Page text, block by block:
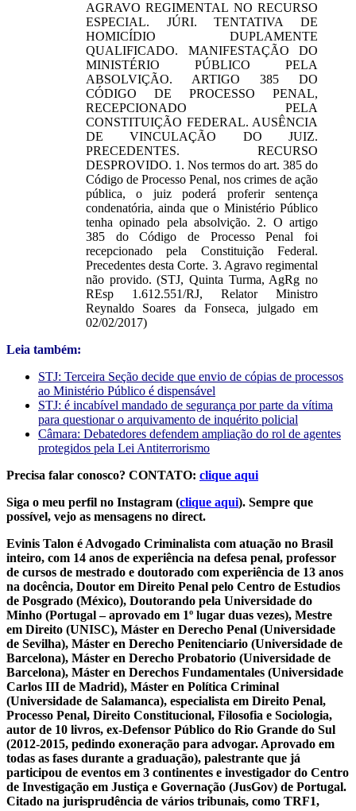
AGRAVO REGIMENTAL NO RECURSO
ESPECIAL. JÚRI. TENTATIVA DE
HOMICÍDIO DUPLAMENTE
QUALIFICADO. MANIFESTAÇÃO DO
MINISTÉRIO PÚBLICO PELA
ABSOLVIÇÃO. ARTIGO 385 DO
CÓDIGO DE PROCESSO PENAL,
RECEPCIONADO PELA
CONSTITUIÇÃO FEDERAL. AUSÊNCIA
DE VINCULAÇÃO DO JUIZ.
PRECEDENTES. RECURSO
DESPROVIDO. 1. Nos termos do art. 385 do
Código de Processo Penal, nos crimes de ação
pública, o juiz poderá proferir sentença
condenatória, ainda que o Ministério Público
tenha opinado pela absolvição. 2. O artigo
385 do Código de Processo Penal foi
recepcionado pela Constituição Federal.
Precedentes desta Corte. 3. Agravo regimental
não provido. (STJ, Quinta Turma, AgRg no
REsp 1.612.551/RJ, Relator Ministro
Reynaldo Soares da Fonseca, julgado em
02/02/2017)
Leia também:
STJ: Terceira Seção decide que envio de cópias de processos
ao Ministério Público é dispensável
STJ: é incabível mandado de segurança por parte da vítima
para questionar o arquivamento de inquérito policial
Câmara: Debatedores defendem ampliação do rol de agentes
protegidos pela Lei Antiterrorismo
Precisa falar conosco? CONTATO: clique aqui
Siga o meu perfil no Instagram (clique aqui). Sempre que
possível, vejo as mensagens no direct.
Evinis Talon é Advogado Criminalista com atuação no Brasil
inteiro, com 14 anos de experiência na defesa penal, professor
de cursos de mestrado e doutorado com experiência de 13 anos
na docência, Doutor em Direito Penal pelo Centro de Estudios
de Posgrado (México), Doutorando pela Universidade do
Minho (Portugal – aprovado em 1º lugar duas vezes), Mestre
em Direito (UNISC), Máster en Derecho Penal (Universidade
de Sevilha), Máster en Derecho Penitenciario (Universidade de
Barcelona), Máster en Derecho Probatorio (Universidade de
Barcelona), Máster en Derechos Fundamentales (Universidade
Carlos III de Madrid), Máster en Política Criminal
(Universidade de Salamanca), especialista em Direito Penal,
Processo Penal, Direito Constitucional, Filosofia e Sociologia,
autor de 10 livros, ex-Defensor Público do Rio Grande do Sul
(2012-2015, pedindo exoneração para advogar. Aprovado em
todas as fases durante a graduação), palestrante que já
participou de eventos em 3 continentes e investigador do Centro
de Investigação em Justiça e Governação (JusGov) de Portugal.
Citado na jurisprudência de vários tribunais, como TRF1,